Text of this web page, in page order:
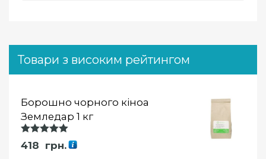
Товари з високим рейтингом
Борошно чорного кіноа
Земледар 1 кг
Оцінка
5.00із 5
418 грн.